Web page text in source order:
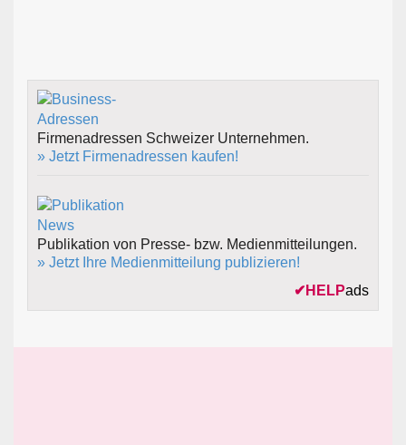
Firmenadressen Schweizer Unternehmen.
» Jetzt Firmenadressen kaufen!
Publikation von Presse- bzw. Medienmitteilungen.
» Jetzt Ihre Medienmitteilung publizieren!
✔ HELPads